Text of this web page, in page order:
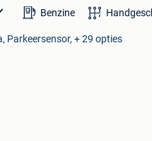
Benzine
Parkeersensor, + 29 opties